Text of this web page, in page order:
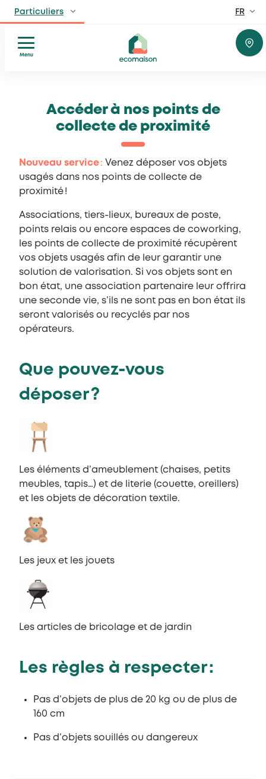
Particuliers
Professionnels
Fabricants, distributeurs, lieux privés et public
Découvrir Ecomaison
FR
EN
Menu
inspiration
Accéder à nos points de
collecte de proximité
Nouveau service : Venez déposer vos objets
usagés dans nos points de collecte de
proximité !
Associations, tiers-lieux, bureaux de poste,
points relais ou encore espaces de coworking,
les points de collecte de proximité récupèrent
vos objets usagés afin de leur garantir une
solution de valorisation. Si vos objets sont en
bon état, une association partenaire leur offrira
une seconde vie, s’ils ne sont pas en bon état ils
seront valorisés ou recyclés par nos
opérateurs.
Que pouvez-vous
déposer ?
Les éléments d’ameublement (chaises, petits
meubles, tapis…) et de literie (couette, oreillers)
et les objets de décoration textile.
Les jeux et les jouets
Les articles de bricolage et de jardin
Les règles à respecter :
Pas d’objets de plus de 20 kg ou de plus de
160 cm
Pas d’objets souillés ou dangereux